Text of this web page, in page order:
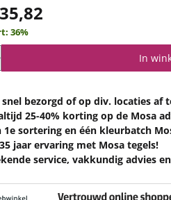
36%
In
snel bezorgd of op div. locaties af
25-40% korting op de Mosa
1e sortering en één kleurbatch
jaar ervaring met Mosa tegels!
service, vakkundig advies